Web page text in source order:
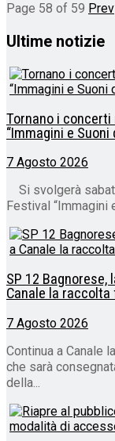
Page 58 of 59 Prev
Ultime notizie
Tornano i concerti
“Immagini e Suoni
7 Agosto 2026
Si svolgerà
Festival “Immagini
SP 12
Canale la
7 Agosto 2026
Continua a Canale
che sarà
della...